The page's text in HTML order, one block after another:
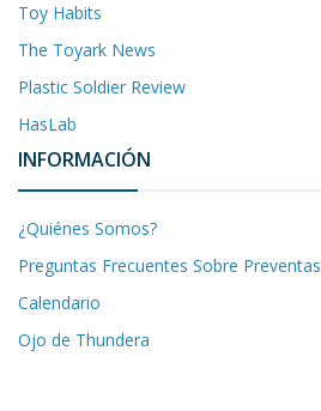
Toy Habits
The Toyark News
Plastic Soldier Review
HasLab
INFORMACIÓN
¿Quiénes Somos?
Preguntas Frecuentes Sobre Preventas
Calendario
Ojo de Thundera